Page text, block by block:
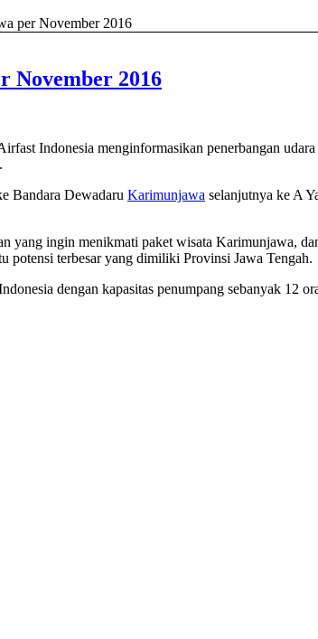
per November 2016
November 2016
Indonesia menginformasikan penerbangan
Bandara Dewadaru Karimunjawa selanjutnya ke A
yang ingin menikmati paket wisata Karimunjawa,
potensi terbesar yang dimiliki Provinsi Jawa Tengah.
dengan kapasitas penumpang sebanyak 12